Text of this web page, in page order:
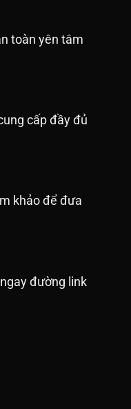
toàn yên tâm
cấp đầy đủ
khảo để đưa
đường link